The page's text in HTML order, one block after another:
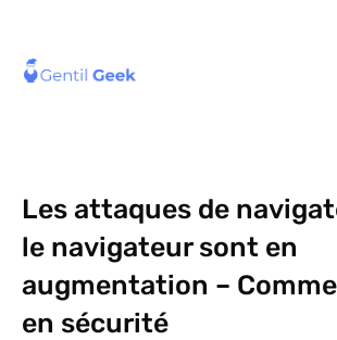
Les attaques de
le navigateur sont en
augmentation –
en sécurité